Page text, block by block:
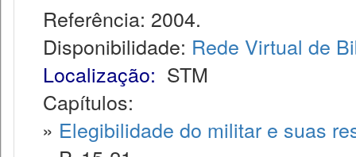
Referência: 2004.
Disponibilidade: Rede Virtual de
Localização: STM
Capítulos:
» Elegibilidade do militar e suas